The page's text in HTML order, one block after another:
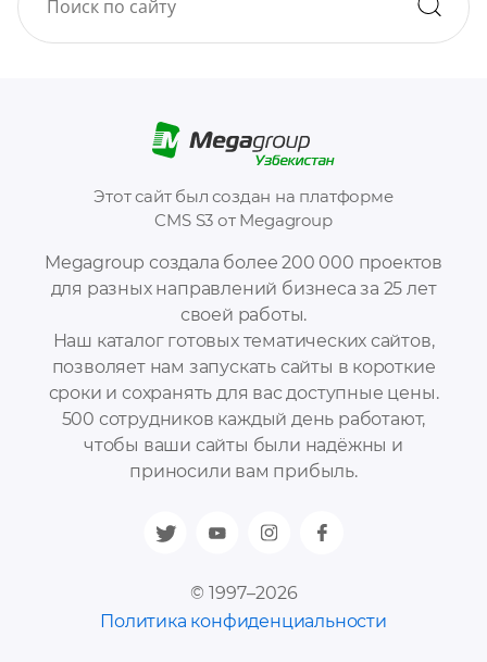
Megagroup создала более 200 000 проектов
для разных направлений бизнеса за 25 лет
своей работы.
Наш каталог готовых тематических сайтов,
позволяет нам запускать сайты в короткие
сроки и сохранять для вас доступные цены.
500 сотрудников каждый день работают,
чтобы ваши сайты были надёжны и
приносили вам прибыль.
© 1997–2026
Политика конфиденциальности
Этот сайт был создан на платформе
CMS S3 от Megagroup